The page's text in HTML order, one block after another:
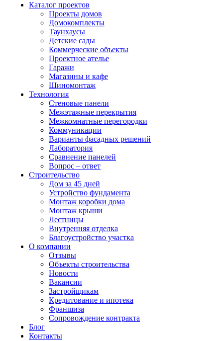
Каталог проектов
Проекты домов
Домокомплекты
Таунхаусы
Детские сады
Коммерческие объекты
Проектное ателье
Гаражи
Магазины и кафе
Шиномонтаж
Технология
Стеновые панели
Межэтажные перекрытия
Межкомнатные перегородки
Коммуникации
Варианты фасадных решений
Лаборатория
Сравнение панелей
Вопрос – ответ
Строительство
Дом за 45 дней
Устройство фундамента
Монтаж коробки дома
Монтаж крыши
Лестницы
Внутренняя отделка
Благоустройство участка
О компании
Отзывы
Объекты строительства
Новости
Вакансии
Застройщикам
Кредитование и ипотека
Франшиза
Сопровождение контракта
Блог
Контакты